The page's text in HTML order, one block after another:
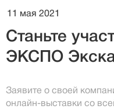
11 мая 2021
Станьте
ЭКСПО
Заявите о своей
онлайн-выставки со